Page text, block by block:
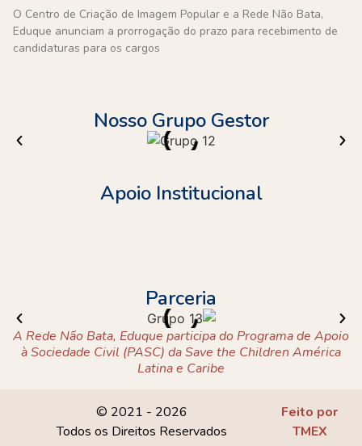
O Centro de Criação de Imagem Popular e a Rede Não Bata,
Eduque anunciam a prorrogação do prazo para recebimento de
candidaturas para os cargos
Nosso Grupo Gestor
Apoio Institucional
Parceria
A Rede Não Bata, Eduque participa do Programa de Apoio
à Sociedade Civil (PASC) da Save the Children América
Latina e Caribe
© 2021 - 2026
Todos os Direitos Reservados
Feito por
TMEX